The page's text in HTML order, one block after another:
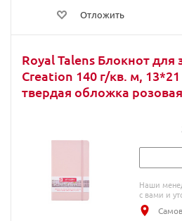
Отложить
Royal Talens Блокнот для
Creation 140 г/кв. м,
твердая обложка розовая
Наши
с вами и